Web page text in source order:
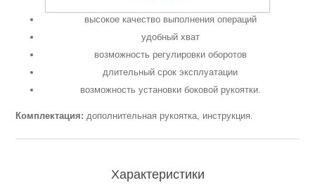
высокое качество выполнения операций
удобный хват
возможность регулировки оборотов
длительный срок эксплуатации
возможность установки боковой рукоятки.
Комплектация: дополнительная рукоятка, инструкция.
Характеристики